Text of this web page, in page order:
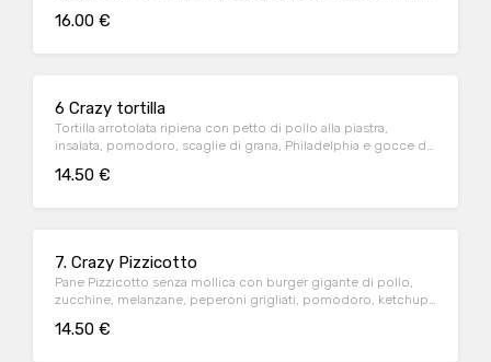
16.00 €
6 Crazy tortilla
Tortilla arrotolata ripiena con petto di pollo alla piastra,
insalata, pomodoro, scaglie di grana, Philadelphia e gocce di
14.50 €
7. Crazy Pizzicotto
Pane Pizzicotto senza mollica con burger gigante di pollo,
zucchine, melanzane, peperoni grigliati, pomodoro, ketchup
14.50 €